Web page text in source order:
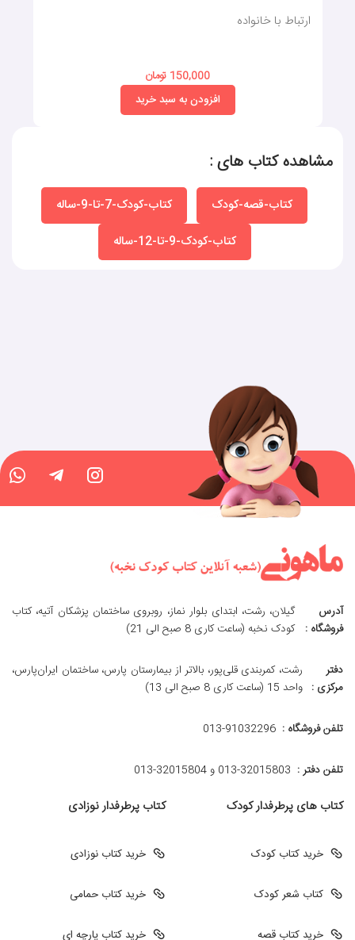
ارتباط با خانواده
150,000 تومان
افزودن به سبد خرید
مشاهده کتاب های :
کتاب-قصه-کودک
کتاب-کودک-7-تا-9-ساله
کتاب-کودک-9-تا-12-ساله
آدرس
فروشگاه :
گیلان، رشت، ابتدای بلوار نماز، روبروی ساختمان پزشکان آتیه، کتاب
کودک نخبه (ساعت کاری 8 صبح الی 21)
دفتر
مرکزی :
رشت، کمربندی قلی‌پور، بالاتر از بیمارستان پارس، ساختمان ایران‌پارس،
واحد 15 (ساعت کاری 8 صبح الی 13)
تلفن فروشگاه : 013-91032296
تلفن دفتر : 013-32015803 و 32015804-013
کتاب های پرطرفدار کودک
خرید کتاب کودک
کتاب شعر کودک
خرید کتاب قصه
کتاب پرطرفدار نوزادی
خرید کتاب نوزادی
خرید کتاب حمامی
خرید کتاب پارچه ای